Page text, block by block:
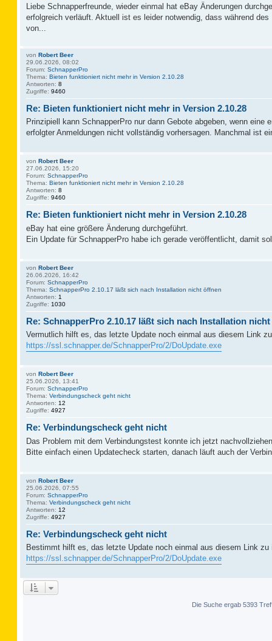
Liebe Schnapperfreunde, wieder einmal hat eBay Änderungen
erfolgreich verläuft. Aktuell ist es leider notwendig, dass während
von...
von Robert Beer
29.06.2026, 08:02
Forum: SchnapperPro
Thema: Bieten funktioniert nicht mehr in Version 2.10.28
Antworten: 8
Zugriffe: 9460
Re: Bieten funktioniert nicht mehr in Version 2.10.28
Prinzipiell kann SchnapperPro nur dann Gebote abgeben, wenn
erfolgter Anmeldungen nicht vollständig vorhersagen. Manchmal ist
von Robert Beer
27.06.2026, 15:20
Forum: SchnapperPro
Thema: Bieten funktioniert nicht mehr in Version 2.10.28
Antworten: 8
Zugriffe: 9460
Re: Bieten funktioniert nicht mehr in Version 2.10.28
eBay hat eine größere Änderung durchgeführt.
Ein Update für SchnapperPro habe ich gerade veröffentlicht, damit
von Robert Beer
26.06.2026, 16:42
Forum: SchnapperPro
Thema: SchnapperPro 2.10.17 läßt sich nach Installation nicht öffnen
Antworten: 1
Zugriffe: 1030
Re: SchnapperPro 2.10.17 läßt sich nach Installation
Vermutlich hilft es, das letzte Update noch einmal aus diesem Link
https://ssl.schnapper.de/SchnapperPro/2/DoUpdate.exe
von Robert Beer
25.06.2026, 13:41
Forum: SchnapperPro
Thema: Verbindungscheck geht nicht
Antworten: 12
Zugriffe: 4927
Re: Verbindungscheck geht nicht
Das Problem mit dem Verbindungstest konnte ich jetzt
Bitte einfach einen Updatecheck starten, danach läuft auch der
von Robert Beer
25.06.2026, 07:55
Forum: SchnapperPro
Thema: Verbindungscheck geht nicht
Antworten: 12
Zugriffe: 4927
Re: Verbindungscheck geht nicht
Bestimmt hilft es, das letzte Update noch einmal aus diesem Link zu
https://ssl.schnapper.de/SchnapperPro/2/DoUpdate.exe
Die Suche ergab 5393